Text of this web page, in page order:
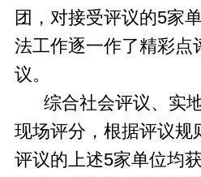
团，对接受评议的5家
法工作逐一作了精彩点
议。
综合社会评议、实
现场评分，根据评议规
评议的上述5家单位均